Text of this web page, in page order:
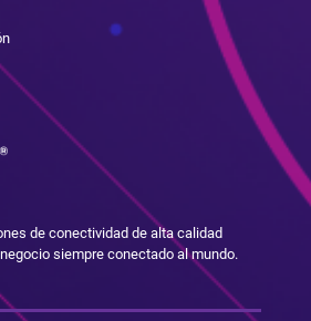
de conectividad de alta calidad
siempre conectado al mundo.